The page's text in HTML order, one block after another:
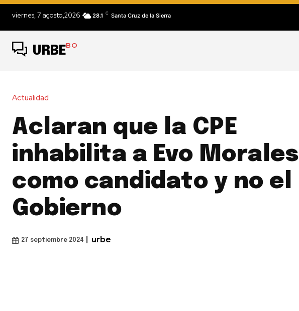
viernes, 7 agosto,2026 28.1 C Santa Cruz de la Sierra
URBEBO
Actualidad
Aclaran que la CPE
inhabilita a Evo Morales
como candidato y no el
Gobierno
27 septiembre 2024 urbe